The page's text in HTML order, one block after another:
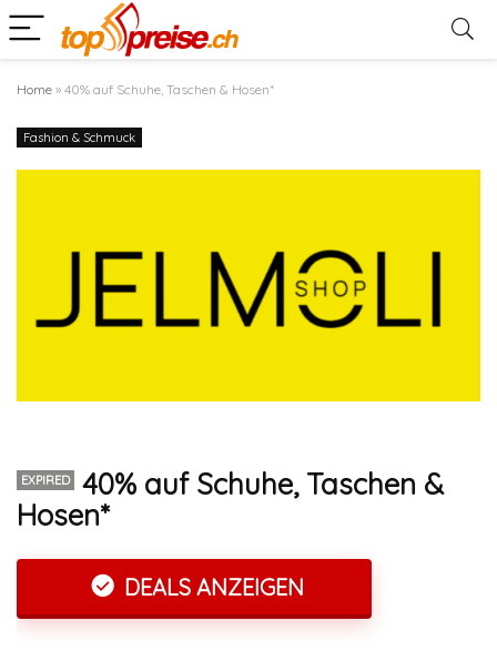
Home » 40% auf Schuhe, Taschen & Hosen*
Fashion & Schmuck
EXPIRED
40% auf Schuhe, Taschen &
Hosen*
DEALS ANZEIGEN